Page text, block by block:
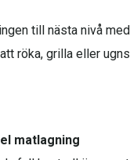
till nästa nivå
röka, grilla eller
matlagning